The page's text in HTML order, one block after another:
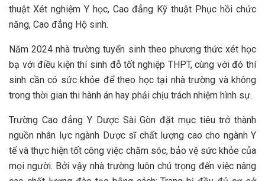
thuật Xét nghiệm Y học, Cao đẳng Kỹ thuật Phục hồi chức
năng, Cao đẳng Hộ sinh.
Năm 2024 nhà trường tuyển sinh theo phương thức xét học
bạ với điều kiện thí sinh đỗ tốt nghiệp THPT, cùng với đó thí
sinh cần có sức khỏe để theo học tại nhà trường và không
trong thời gian thi hành án hay phải chịu trách nhiệm hình sự.
Trường Cao đẳng Y Dược Sài Gòn đặt mục tiêu trở thành
nguồn nhân lực ngành Dược sĩ chất lượng cao cho ngành Y
tế và thực hiện tốt công việc chăm sóc, bảo vệ sức khỏe của
mọi người. Bởi vậy nhà trường luôn chú trọng đến việc nâng